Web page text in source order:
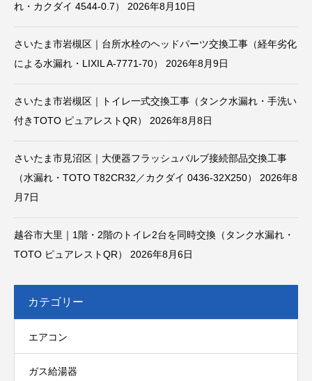
れ・カクダイ 4544-0.7）
2026年8月10日
さいたま市岩槻区｜台所水栓のヘッドパーツ交換工事（経年劣化
による水漏れ・LIXIL A-7771-70）
2026年8月9日
さいたま市岩槻区｜トイレ一式交換工事（タンク水漏れ・手洗い
付きTOTO ピュアレストQR）
2026年8月8日
さいたま市見沼区｜大便器フラッシュバルブ接続部品交換工事
（水漏れ・TOTO T82CR32／カクダイ 0436-32X250）
2026年8
月7日
越谷市大里｜1階・2階のトイレ2台を同時交換（タンク水漏れ・
TOTO ピュアレストQR）
2026年8月6日
カテゴリー
エアコン
ガス給湯器